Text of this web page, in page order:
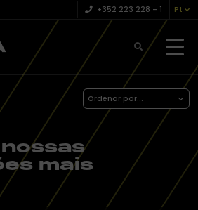
+352 223 228 – 1 Pt
mais
Ordenar por...